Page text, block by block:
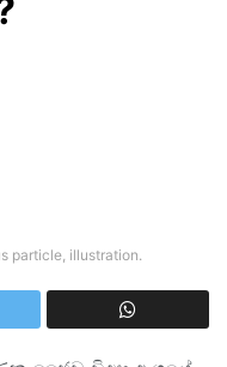
particle, illustration.